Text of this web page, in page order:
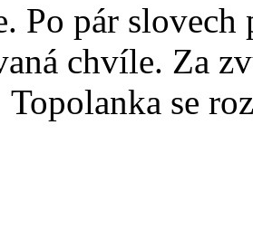
Po pár
chvíle. Za
Topolanka se